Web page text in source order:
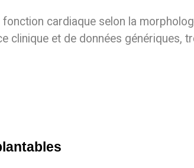
cardiaque selon la
clinique et de données génériques,